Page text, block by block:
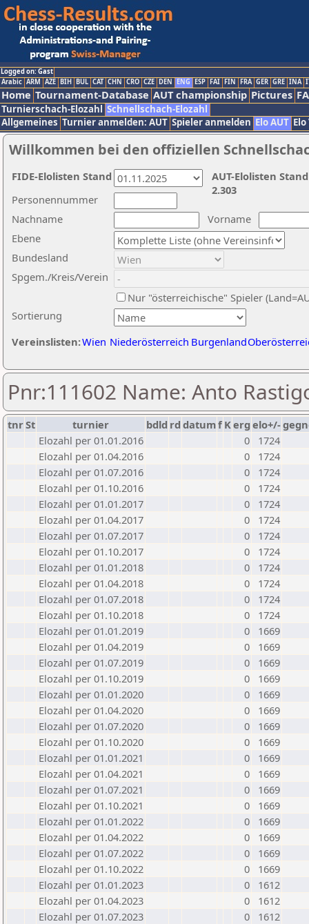
Logged on: Gast
Arabic ARM AZE BIH BUL CAT CHN CRO CZE DEN ENG ESP FAI FIN FRA GER GRE INA
Home Tournament-Database AUT championship Pictures
Turnierschach-Elozahl Schnellschach-Elozahl
Allgemeines Turnier anmelden: AUT Spieler anmelden Elo AUT
Willkommen bei den offiziellen
Nachname
Vorname
Ebene
Sortierung
Personennummer
Bundesland
Spgem./Kreis/Verein
Nur "österreichische" Spieler
Vereinslisten:Wien Niederösterreich Burgenland
AUT-Elolisten
2.303
FIDE-Elolisten Stand
Pnr:111602 Name: Anto
tnrSt turnier bdld rd datumf Kerg elo+/-
Elozahl per 01.01.2016
0
1724
Elozahl per 01.04.2016
0
1724
Elozahl per 01.07.2016
0
1724
Elozahl per 01.10.2016
0
1724
Elozahl per 01.01.2017
0
1724
Elozahl per 01.04.2017
0
1724
Elozahl per 01.07.2017
0
1724
Elozahl per 01.10.2017
0
1724
Elozahl per 01.01.2018
0
1724
Elozahl per 01.04.2018
0
1724
Elozahl per 01.07.2018
0
1724
Elozahl per 01.10.2018
0
1724
Elozahl per 01.01.2019
0
1669
Elozahl per 01.04.2019
0
1669
Elozahl per 01.07.2019
0
1669
Elozahl per 01.10.2019
0
1669
Elozahl per 01.01.2020
0
1669
Elozahl per 01.04.2020
0
1669
Elozahl per 01.07.2020
0
1669
Elozahl per 01.10.2020
0
1669
Elozahl per 01.01.2021
0
1669
Elozahl per 01.04.2021
0
1669
Elozahl per 01.07.2021
0
1669
Elozahl per 01.10.2021
0
1669
Elozahl per 01.01.2022
0
1669
Elozahl per 01.04.2022
0
1669
Elozahl per 01.07.2022
0
1669
Elozahl per 01.10.2022
0
1669
Elozahl per 01.01.2023
0
1612
Elozahl per 01.04.2023
0
1612
Elozahl per 01.07.2023
0
1612